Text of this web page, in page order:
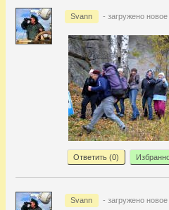
Svann - загружено
Ответить (0)
Svann - загружено